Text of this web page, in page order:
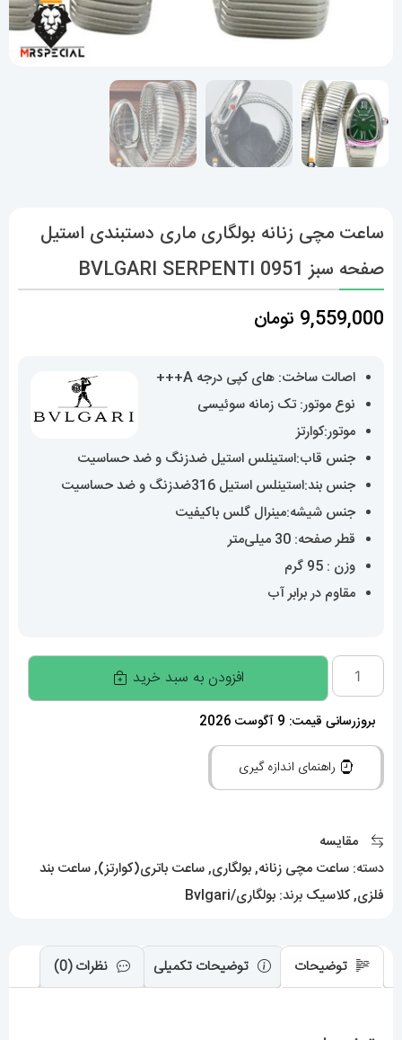
ساعت مچی زنانه بولگاری ماری دستبندی استیل
صفحه سبز BVLGARI SERPENTI 0951
9,559,000 تومان
اصالت ساخت: های کپی درجه A+++
نوع موتور: تک زمانه سوئیسی
موتور:کوارتز
جنس قاب:استینلس استیل ضدزنگ و ضد حساسیت
جنس بند:استینلس استیل 316ضدزنگ و ضد حساسیت
جنس شیشه:مینرال گلس باکیفیت
قطر صفحه: 30 میلی‌متر
وزن : 95 گرم
مقاوم در برابر آب
ساعت
مچی
زنانه
بولگاری
استیل
BVLGARI
0951
عدد
افزودن به سبد خرید
بروزرسانی قیمت: 9 آگوست 2026
راهنمای اندازه گیری
مقایسه
دسته: ساعت مچی زنانه,بولگاری,ساعت باتری(کوارتز),ساعت بند
فلزی,کلاسیک برند: بولگاری/Bvlgari
توضیحات توضیحات تکمیلی نظرات (0)